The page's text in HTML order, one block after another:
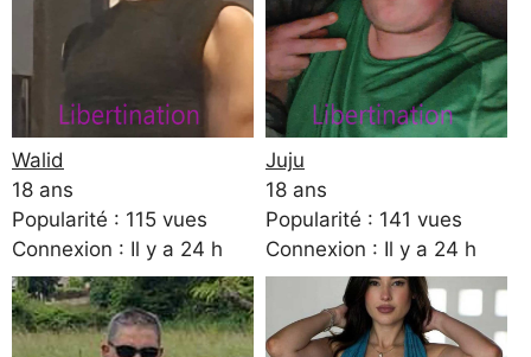
Walid
18 ans
Popularité : 115 vues
Connexion : Il y a 24 h
Juju
18 ans
Popularité : 141 vues
Connexion : Il y a 24 h